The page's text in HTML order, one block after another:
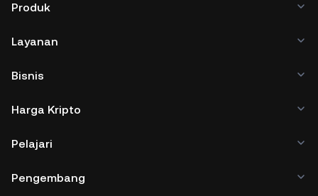
Produk
Layanan
Bisnis
Harga Kripto
Pelajari
Pengembang